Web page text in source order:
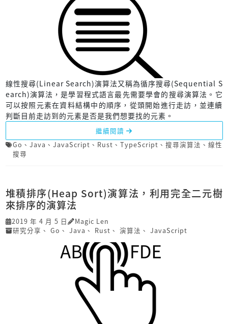
線性搜尋(Linear Search)演算法又稱為循序搜尋(Sequential S
earch)演算法，是學習程式語言最先需要學會的搜尋演算法。它
可以按照元素在資料結構中的順序，從頭開始進行走訪，並連續
判斷目前走訪到的元素是否是我們想要找的元素。
繼續閱讀
Go 、 Java 、 JavaScript 、 Rust 、 TypeScript 、 搜尋演算法 、 線性
搜尋
堆積排序(Heap Sort)演算法，利用完全二元樹
來排序的演算法
2019 年 4 月 5 日
Magic Len
研究分享 、 Go 、 Java 、 Rust 、 演算法 、 JavaScript